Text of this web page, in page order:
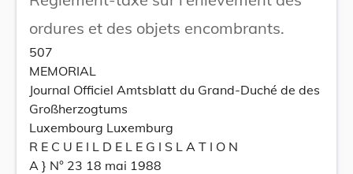
ordures et des objets encombrants.
507
MEMORIAL
Journal Officiel Amtsblatt du Grand-Duché de des
Großherzogtums
Luxembourg Luxemburg
R E C U E I L D E L E G I S L A T I O N
A } N° 23 18 mai 1988